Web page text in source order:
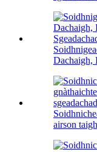
Dachaigh,
airson